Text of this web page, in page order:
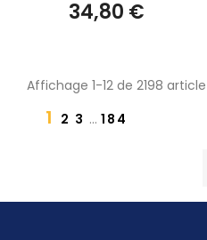
34,80 €
Affichage 1-12 de 2198
1 2 3 … 184